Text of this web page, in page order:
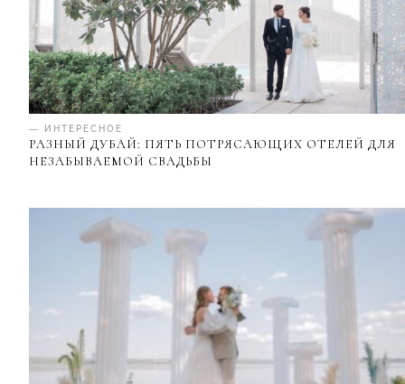
— ИНТЕРЕСНОЕ
РАЗНЫЙ ДУБАЙ: ПЯТЬ ПОТРЯСАЮЩИХ ОТЕЛЕЙ ДЛЯ
НЕЗАБЫВАЕМОЙ СВАДЬБЫ